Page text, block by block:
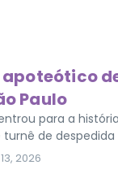
apoteótico
Paulo
para a
de
2026